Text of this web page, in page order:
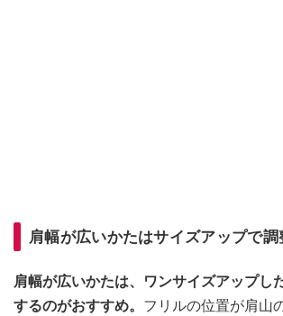
肩幅が広いかたはサイズアップで調
肩幅が広いかたは、ワンサイズアップし
するのがおすすめ。 フリルの位置が肩山